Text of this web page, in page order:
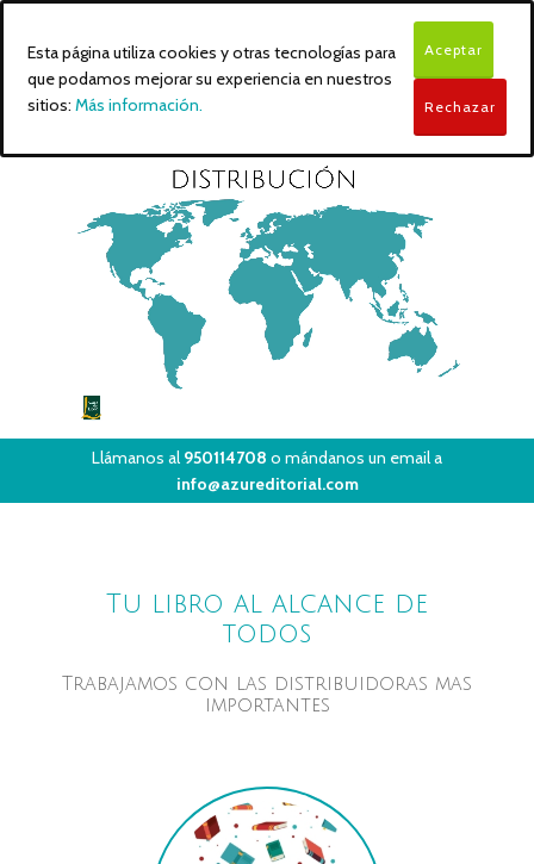
Llámanos al 950114708 o mándanos un email a
info@azureditorial.com
Tu libro al alcance de
todos
Trabajamos con las distribuidoras mas
importantes
Esta página utiliza cookies y otras tecnologías para
que podamos mejorar su experiencia en nuestros
sitios: Más información.
Aceptar
Rechazar